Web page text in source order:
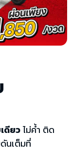
ดียวไม่ค้ำ ติด
นเต็มที่